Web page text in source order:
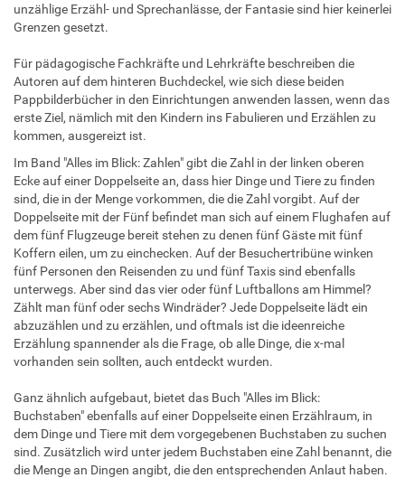
unzählige Erzähl- und Sprechanlässe, der Fantasie sind hier keinerlei
Grenzen gesetzt.
Für pädagogische Fachkräfte und Lehrkräfte beschreiben die
Autoren auf dem hinteren Buchdeckel, wie sich diese beiden
Pappbilderbücher in den Einrichtungen anwenden lassen, wenn das
erste Ziel, nämlich mit den Kindern ins Fabulieren und Erzählen zu
kommen, ausgereizt ist.
Im Band "Alles im Blick: Zahlen" gibt die Zahl in der linken oberen
Ecke auf einer Doppelseite an, dass hier Dinge und Tiere zu finden
sind, die in der Menge vorkommen, die die Zahl vorgibt. Auf der
Doppelseite mit der Fünf befindet man sich auf einem Flughafen auf
dem fünf Flugzeuge bereit stehen zu denen fünf Gäste mit fünf
Koffern eilen, um zu einchecken. Auf der Besuchertribüne winken
fünf Personen den Reisenden zu und fünf Taxis sind ebenfalls
unterwegs. Aber sind das vier oder fünf Luftballons am Himmel?
Zählt man fünf oder sechs Windräder? Jede Doppelseite lädt ein
abzuzählen und zu erzählen, und oftmals ist die ideenreiche
Erzählung spannender als die Frage, ob alle Dinge, die x-mal
vorhanden sein sollten, auch entdeckt wurden.
Ganz ähnlich aufgebaut, bietet das Buch "Alles im Blick:
Buchstaben" ebenfalls auf einer Doppelseite einen Erzählraum, in
dem Dinge und Tiere mit dem vorgegebenen Buchstaben zu suchen
sind. Zusätzlich wird unter jedem Buchstaben eine Zahl benannt, die
die Menge an Dingen angibt, die den entsprechenden Anlaut haben.